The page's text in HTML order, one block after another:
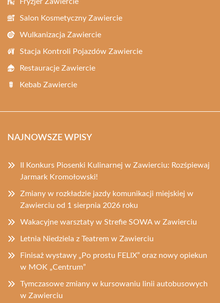
Salon Kosmetyczny Zawiercie
Wulkanizacja Zawiercie
Stacja Kontroli Pojazdów Zawiercie
Restauracje Zawiercie
Kebab Zawiercie
NAJNOWSZE WPISY
II Konkurs Piosenki Kulinarnej w Zawierciu: Rozśpiewaj
Jarmark Kromołowski!
Zmiany w rozkładzie jazdy komunikacji miejskiej w
Zawierciu od 1 sierpnia 2026 roku
Wakacyjne warsztaty w Strefie SOWA w Zawierciu
Letnia Niedziela z Teatrem w Zawierciu
Finisaż wystawy „Po prostu FELIX” oraz nowy opiekun
w MOK „Centrum”
Tymczasowe zmiany w kursowaniu linii autobusowych
w Zawierciu